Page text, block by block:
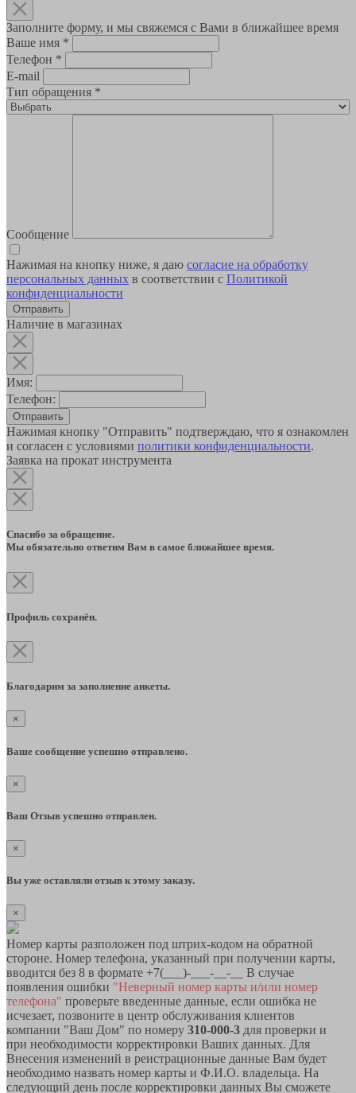
Заполните форму, и мы свяжемся с Вами в ближайшее время
Ваше имя *
Телефон *
E-mail
Тип обращения *
Сообщение
Нажимая на кнопку ниже, я даю согласие на обработку
персональных данных в соответствии с Политикой
конфиденциальности
Наличие в магазинах
Имя:
Телефон:
Отправить
Нажимая кнопку "Отправить" подтверждаю, что я ознакомлен
и согласен с условиями политики конфиденциальности.
Заявка на прокат инструмента
Спасибо за обращение.
Мы обязательно ответим Вам в самое ближайшее время.
Профиль сохранён.
Благодарим за заполнение анкеты.
×
Ваше сообщение успешно отправлено.
×
Ваш Отзыв успешно отправлен.
×
Вы уже оставляли отзыв к этому заказу.
×
Номер карты разположен под штрих-кодом на обратной
стороне. Номер телефона, указанный при получении карты,
вводится без 8 в формате +7(___)-___-__-__ В случае
появления ошибки "Неверный номер карты и/или номер
телефона" проверьте введенные данные, если ошибка не
исчезает, позвоните в центр обслуживания клиентов
компании "Ваш Дом" по номеру 310-000-3 для проверки и
при необходимости корректировки Ваших данных. Для
Внесения изменений в реистрационные данные Вам будет
необходимо назвать номер карты и Ф.И.О. владельца. На
следующий день после корректировки данных Вы сможете